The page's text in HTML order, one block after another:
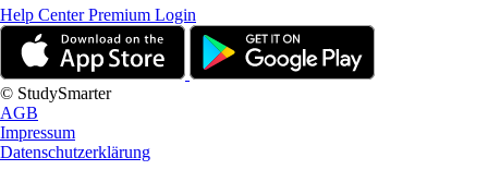
Help CenterPremium Login
© StudySmarter
AGB
Impressum
Datenschutzerklärung